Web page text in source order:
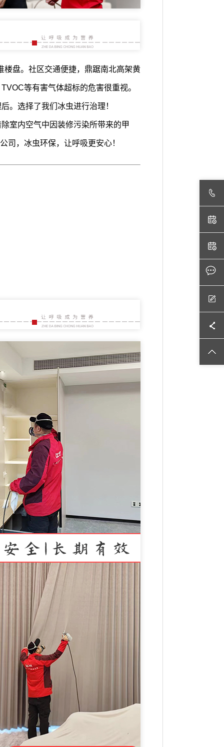
盘。社区交通便捷，鼎踞南北高架黄
等有害气体超标的危害很重视。
。选择了我们 冰虫进行治理！
室内空气中因装修污染所带来的甲
司，冰虫环保，让呼吸更安心！